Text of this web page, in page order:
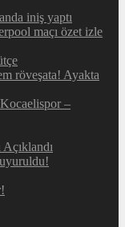
iniş yaptı
maçı özet izle
röveşata! Ayakta
–